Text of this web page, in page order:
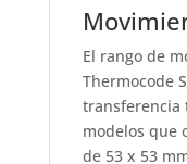
El rango de
Thermocode
transferencia
modelos que
de 53 x 53